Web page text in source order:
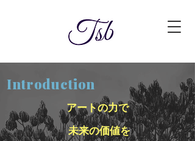
Introduction
アートの力で
未来の価値を